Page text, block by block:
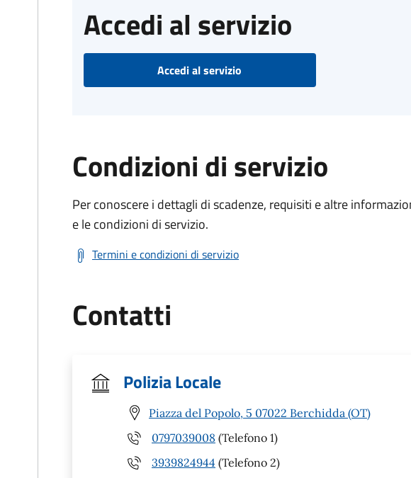
Accedi al servizio
Accedi al servizio
Condizioni di servizio
Per conoscere i dettagli di scadenze, requisiti e altre
e le condizioni di servizio.
Termini e condizioni di servizio
Contatti
Polizia Locale
Piazza del Popolo, 5 07022 Berchidda (OT)
0797039008 (Telefono 1)
3939824944 (Telefono 2)